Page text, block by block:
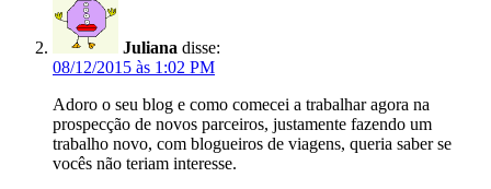
Juliana disse:
08/12/2015 às 1:02 PM
Adoro o seu blog e como comecei a trabalhar agora na
prospecção de novos parceiros, justamente fazendo um
trabalho novo, com blogueiros de viagens, queria saber se
vocês não teriam interesse.